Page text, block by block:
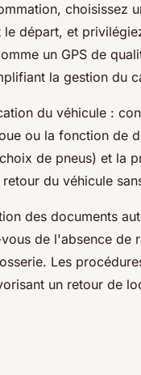
choisissez
départ, et
un GPS de
la gestion du
du véhicule :
ou la fonction de
de pneus) et la
du véhicule
des documents
de l'absence de
Les
un retour de